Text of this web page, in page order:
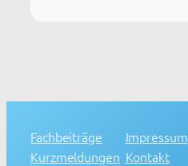
Fachbeiträge
Kurzmeldungen
Impressum
Kontakt